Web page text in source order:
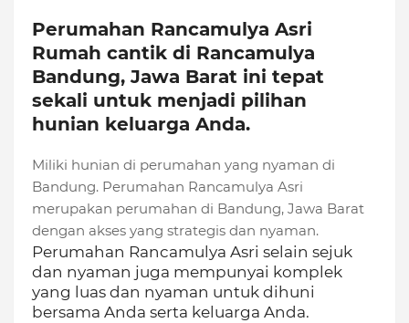
Perumahan Rancamulya Asri
Rumah cantik di Rancamulya
Bandung, Jawa Barat ini tepat
sekali untuk menjadi pilihan
hunian keluarga Anda.
Miliki hunian di perumahan yang nyaman di
Bandung. Perumahan Rancamulya Asri
merupakan perumahan di Bandung, Jawa Barat
dengan akses yang strategis dan nyaman.
Perumahan Rancamulya Asri selain sejuk
dan nyaman juga mempunyai komplek
yang luas dan nyaman untuk dihuni
bersama Anda serta keluarga Anda.